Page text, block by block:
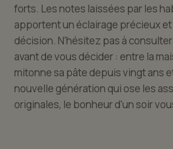
forts. Les notes laissées par les
apportent un éclairage précieux
décision. N'hésitez pas à
avant de vous décider : entre la
mitonne sa pâte depuis vingt ans
nouvelle génération qui ose les
originales, le bonheur d'un soir